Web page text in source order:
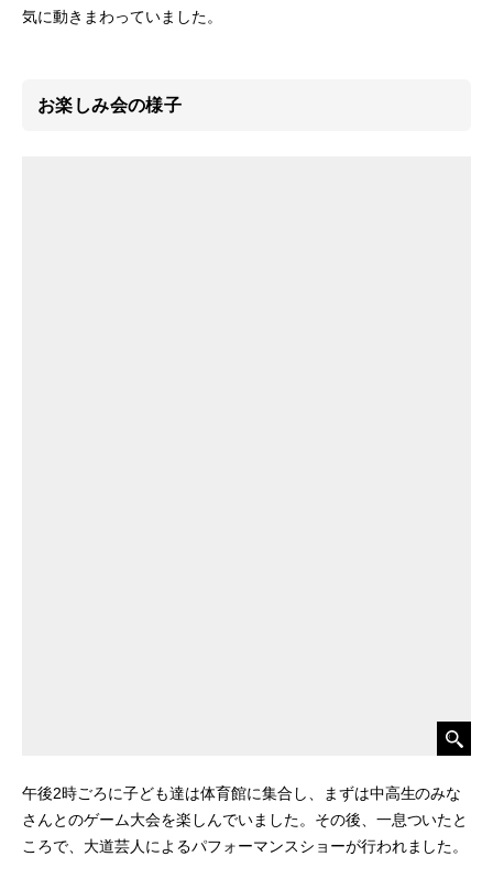
気に動きまわっていました。
お楽しみ会の様子
午後2時ごろに子ども達は体育館に集合し、まずは中高生のみな
さんとのゲーム大会を楽しんでいました。その後、一息ついたと
ころで、大道芸人によるパフォーマンスショーが行われました。